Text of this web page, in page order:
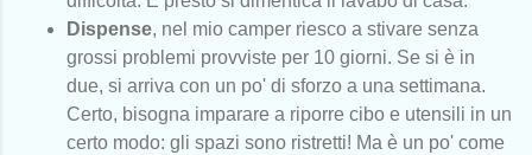
Dispense, nel mio camper riesco a stivare senza
grossi problemi provviste per 10 giorni. Se si è in
due, si arriva con un po' di sforzo a una settimana.
Certo, bisogna imparare a riporre cibo e utensili in un
certo modo: gli spazi sono ristretti! Ma è un po' come